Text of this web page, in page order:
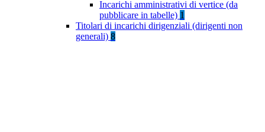
Incarichi amministrativi di vertice (da
pubblicare in tabelle) 1
Titolari di incarichi dirigenziali (dirigenti non
generali) 8